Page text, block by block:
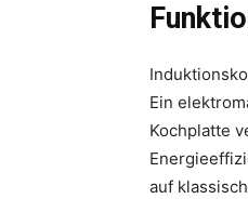
Ein
Kochplatte
auf